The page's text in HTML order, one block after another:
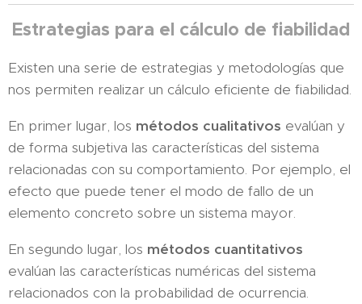
Estrategias para el cálculo de fiabilidad
Existen una serie de estrategias y metodologías que
nos permiten realizar un cálculo eficiente de fiabilidad.
En primer lugar, los métodos cualitativos evalúan y
de forma subjetiva las características del sistema
relacionadas con su comportamiento. Por ejemplo, el
efecto que puede tener el modo de fallo de un
elemento concreto sobre un sistema mayor.
En segundo lugar, los métodos cuantitativos
evalúan las características numéricas del sistema
relacionados con la probabilidad de ocurrencia.